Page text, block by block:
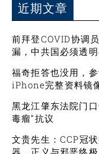
近期文章
前拜登COVID协调
漏，中共国必须透
福奇拒答也没用，
iPhone完整资料镜
黑龙江肇东法院门
毒瘤”抗议
文贵先生：CCP冠
器，正义与邪恶终